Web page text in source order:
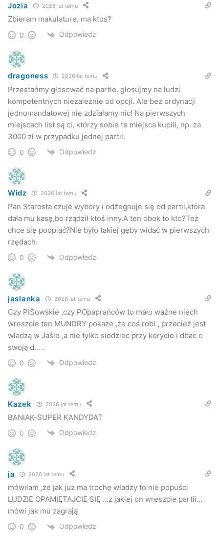
Jozia 2026 lat temu
Zbieram makulature, ma ktos?
0 Odpowiedz
dragoness 2026 lat temu
Przestańmy głosować na partie, głosujmy na ludzi
kompetentnych niezależnie od opcji. Ale bez ordynacji
jednomandatowej nie zdziałamy nic! Na pierwszych
miejscach list są ci, którzy sobie te miejsca kupili, np. za
3000 zł w przypadku jednej partii.
0 Odpowiedz
Widz 2026 lat temu
Pan Starosta czuje wybory i odżegnuje się od partii,która
dała mu kasę,bo rządził ktoś inny.A ten obok to kto?Też
chce się podpiąć?Nie było takiej gęby widać w pierwszych
rzędach.
0 Odpowiedz
jaslanka 2026 lat temu
Czy PISowskie ,czy POpaprańców to mało ważne niech
wreszcie ten MUNDRY pokaże ,że coś robi , przecież jest
władzą w Jaśle ,a nie tylko siedziec przy korycie i dbac o
swoją d… .
0 Odpowiedz
Kazek 2026 lat temu
BANIAK-SUPER KANDYDAT
0 Odpowiedz
ja 2026 lat temu
mówiłam ,że jak już ma trochę władzy to nie popuści
LUDZIE OPAMIĘTAJCIE SIĘ …z jakiej on wreszcie partii…
mówi jak mu zagrają
0 Odpowiedz